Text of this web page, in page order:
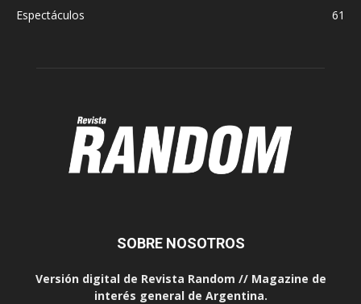
Espectáculos
61
SOBRE NOSOTROS
Versión digital de Revista Random // Magazine de
interés general de Argentina.